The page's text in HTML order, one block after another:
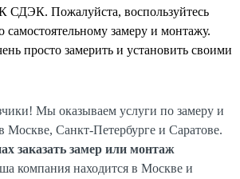
СДЭК. Пожалуйста, воспользуйтесь
самостоятельному замеру и монтажу.
просто замерить и установить своими
Мы оказываем услуги по замеру и
Москве, Санкт-Петербурге и Саратове.
заказать замер или монтаж
компания находится в Москве и